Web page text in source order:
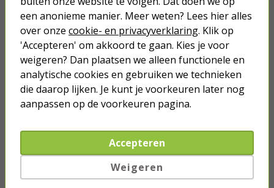
40,
89
wel
een anonieme manier. Meer weten? Lees hier alles
over onze cookie- en privacyverklaring. Klik op
'Accepteren' om akkoord te gaan. Kies je voor
weigeren? Dan plaatsen we alleen functionele en
analytische cookies en gebruiken we technieken
die daarop lijken. Je kunt je voorkeuren later nog
aanpassen op de voorkeuren pagina.
Accepteren
Weigeren